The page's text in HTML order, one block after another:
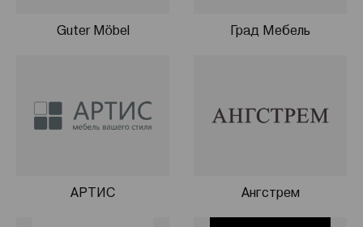
Guter Möbel Град Мебель
АРТИС Ангстрем